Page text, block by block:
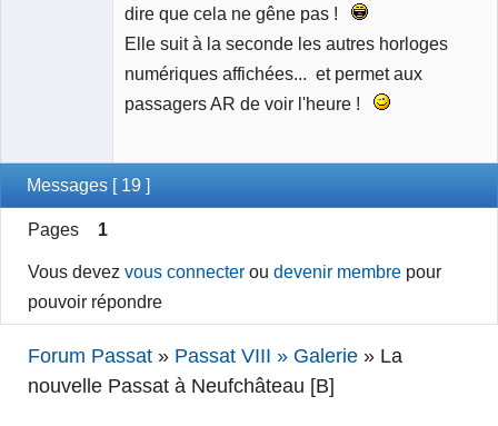
dire que cela ne gêne pas !
Elle suit à la seconde les autres horloges
numériques affichées... et permet aux
passagers AR de voir l'heure !
Messages [ 19 ]
Pages 1
Vous devezvous connecter oudevenir membre pour
pouvoir répondre
Forum Passat » Passat VIII » Galerie » La
nouvelle Passat à Neufchâteau [B]